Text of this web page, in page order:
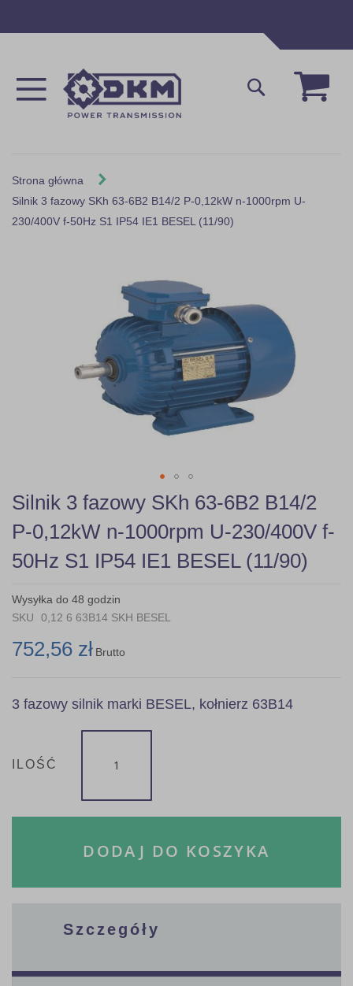
Mój
Szukaj
Strona główna
Silnik 3 fazowy SKh 63-6B2 B14/2 P-0,12kW n-1000rpm U-
230/400V f-50Hz S1 IP54 IE1 BESEL (11/90)
Skip
to
the
beginning
of
the
gallery
Silnik 3 fazowy SKh 63-6B2 B14/2
P-0,12kW n-1000rpm U-230/400V f-
50Hz S1 IP54 IE1 BESEL (11/90)
Wysyłka do 48 godzin
SKU
0,12 6 63B14 SKH BESEL
752,56 zł Brutto
3 fazowy silnik marki BESEL, kołnierz 63B14
ILOŚĆ
DODAJ DO KOSZYKA
Szczegóły